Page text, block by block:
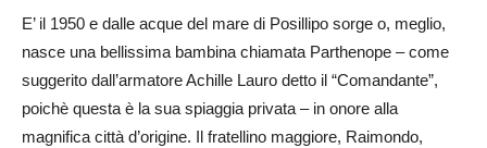
E’ il 1950 e dalle acque del mare di Posillipo sorge o, meglio,
nasce una bellissima bambina chiamata Parthenope – come
suggerito dall’armatore Achille Lauro detto il “Comandante”,
poichè questa è la sua spiaggia privata – in onore alla
magnifica città d’origine. Il fratellino maggiore, Raimondo,